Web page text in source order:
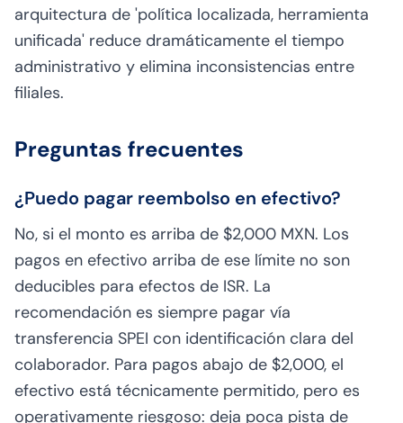
arquitectura de 'política localizada, herramienta
unificada' reduce dramáticamente el tiempo
administrativo y elimina inconsistencias entre
filiales.
Preguntas frecuentes
¿Puedo pagar reembolso en efectivo?
No, si el monto es arriba de $2,000 MXN. Los
pagos en efectivo arriba de ese límite no son
deducibles para efectos de ISR. La
recomendación es siempre pagar vía
transferencia SPEI con identificación clara del
colaborador. Para pagos abajo de $2,000, el
efectivo está técnicamente permitido, pero es
operativamente riesgoso: deja poca pista de